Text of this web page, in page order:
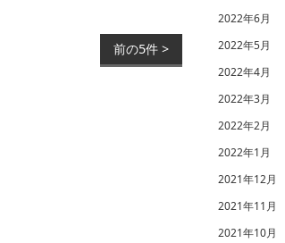
前の5件 >
2022年6月
2022年5月
2022年4月
2022年3月
2022年2月
2022年1月
2021年12月
2021年11月
2021年10月